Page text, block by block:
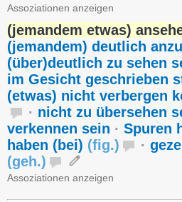
Assoziationen anzeigen
(jemandem etwas)
(jemandem) deutlich
(über)deutlich zu sehen
im Gesicht geschrieben
(etwas) nicht verbergen
· nicht zu übersehen
verkennen sein · Spuren
haben (bei) (fig.) ·
(geh.)
Assoziationen anzeigen